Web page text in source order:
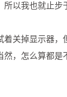
所以我也就止步
着关掉显示器，
然，怎么算都是